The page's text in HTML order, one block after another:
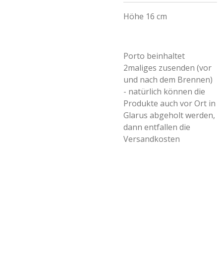
Höhe 16 cm
Porto beinhaltet
2maliges zusenden (vor
und nach dem Brennen)
- natürlich können die
Produkte auch vor Ort in
Glarus abgeholt werden,
dann entfallen die
Versandkosten